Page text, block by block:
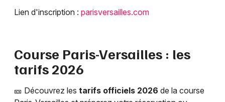
Lien d'inscription : parisversailles.com
Course Paris-Versailles : les
tarifs 2026
🎫 Découvrez les tarifs officiels 2026 de la course